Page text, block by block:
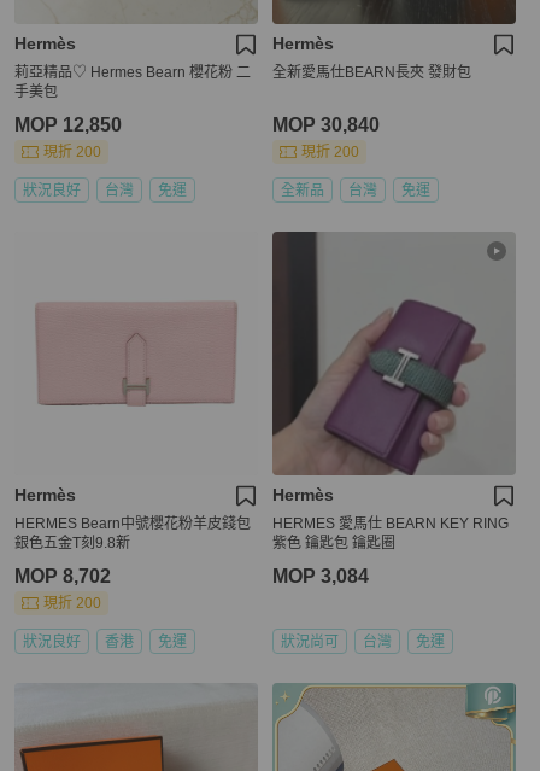
Hermès
莉亞精品♡ Hermes Bearn 櫻花粉 二
手美包
MOP 12,850
現折 200
狀況良好 台灣 免運
Hermès
全新愛馬仕BEARN長夾 發財包
MOP 30,840
現折 200
全新品 台灣 免運
Hermès
HERMES Bearn中號櫻花粉羊皮錢包
銀色五金T刻9.8新
MOP 8,702
現折 200
狀況良好 香港 免運
Hermès
HERMES 愛馬仕 BEARN KEY RING
紫色 鑰匙包 鑰匙圈
MOP 3,084
狀況尚可 台灣 免運